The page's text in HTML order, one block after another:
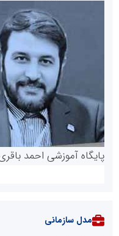
پایگاه آموزشی احمد
مدل سازمانی